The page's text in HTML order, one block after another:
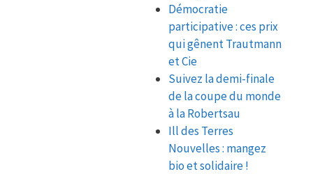
Démocratie
participative : ces prix
qui gênent Trautmann
et Cie
Suivez la demi-finale
de la coupe du monde
à la Robertsau
Ill des Terres
Nouvelles : mangez
bio et solidaire !